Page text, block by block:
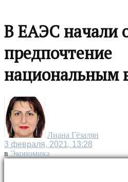
В ЕАЭС начали
предпочтение
национальным
Лиана Гёзалян
3 февраля, 2021, 13:28
в Экономика